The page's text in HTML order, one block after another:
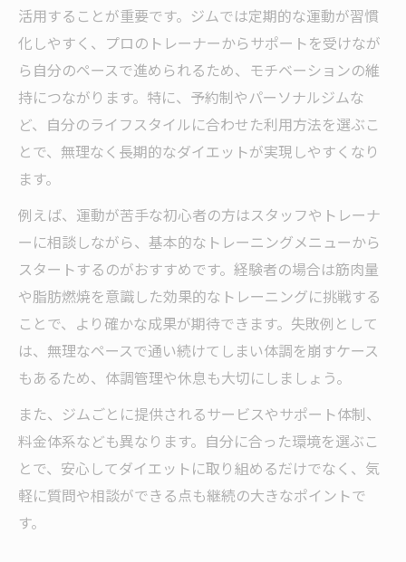
活用することが重要です。ジムでは定期的な運動が習慣
化しやすく、プロのトレーナーからサポートを受けなが
ら自分のペースで進められるため、モチベーションの維
持につながります。特に、予約制やパーソナルジムな
ど、自分のライフスタイルに合わせた利用方法を選ぶこ
とで、無理なく長期的なダイエットが実現しやすくなり
ます。
例えば、運動が苦手な初心者の方はスタッフやトレーナ
ーに相談しながら、基本的なトレーニングメニューから
スタートするのがおすすめです。経験者の場合は筋肉量
や脂肪燃焼を意識した効果的なトレーニングに挑戦する
ことで、より確かな成果が期待できます。失敗例として
は、無理なペースで通い続けてしまい体調を崩すケース
もあるため、体調管理や休息も大切にしましょう。
また、ジムごとに提供されるサービスやサポート体制、
料金体系なども異なります。自分に合った環境を選ぶこ
とで、安心してダイエットに取り組めるだけでなく、気
軽に質問や相談ができる点も継続の大きなポイントで
す。